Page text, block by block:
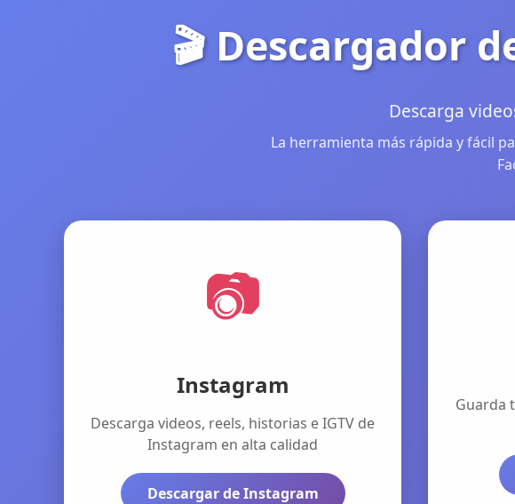
🎬 Descargador
Descarga
La herramienta más rápida y fácil
📷
Instagram
Descarga videos, reels, historias e IGTV de
Instagram en alta calidad
Descargar de Instagram
Guarda